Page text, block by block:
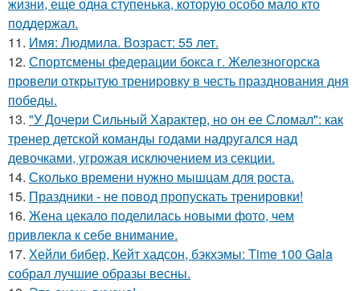
жизни, еще одна ступенька, которую особо мало кто
поддержал.
11. Имя: Людмила. Возраст: 55 лет.
12. Спортсмены федерации бокса г. Железногорска
провели открытую тренировку в честь празднования дня
победы.
13. "У Дочери Сильный Характер, но он ее Сломал": как
тренер детской команды годами надругался над
девочками, угрожая исключением из секции.
14. Сколько времени нужно мышцам для роста.
15. Праздники - не повод пропускать тренировки!
16. Жена цекало поделилась новыми фото, чем
привлекла к себе внимание.
17. Хейли бибер, Кейт хадсон, бэкхэмы: Time 100 Gala
собрал лучшие образы весны.